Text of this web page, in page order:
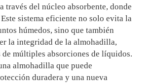
través del núcleo absorbente, donde
sistema eficiente no solo evita la
húmedos, sino que también
la integridad de la almohadilla,
de múltiples absorciones de líquidos.
almohadilla que puede
duradera y una nueva